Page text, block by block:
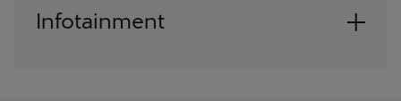
AustriaFabricado a partir de 34/2020
Infotainment